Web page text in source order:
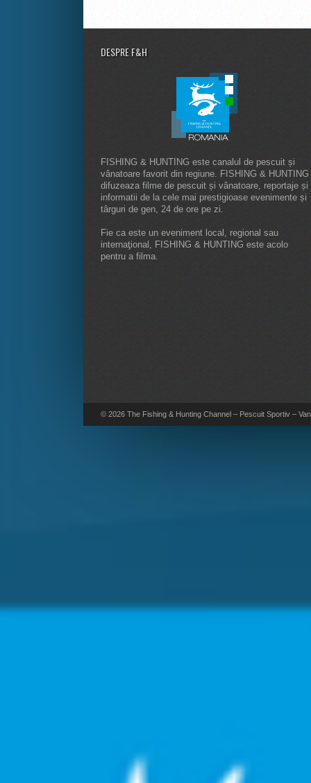
DESPRE F&H
FISHING & HUNTING este canalul de pescuit și
vânatoare favorit din regiune. FISHING & HUNTING
difuzeaza filme de pescuit și vânatoare, reportaje și
informatii de la cele mai prestigioase evenimente și
târguri de gen, 24 de ore pe zi.
Fie ca este un eveniment local, regional sau
internaţional, FISHING & HUNTING este acolo
pentru a filma.
© 2026 The Fishing & Hunting Channel – Pescuit Sportiv –